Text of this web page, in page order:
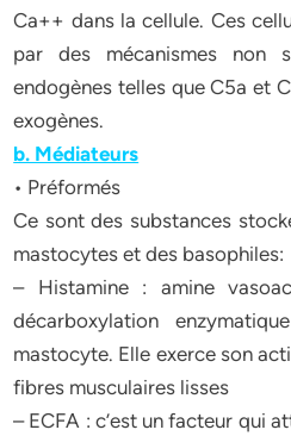
Ca++ dans la cellule. Ces
par des mécanismes non
endogènes telles que C5a et
exogènes.
b. Médiateurs
• Préformés
Ce sont des substances
mastocytes et des basophiles:
– Histamine : amine
décarboxylation
mastocyte. Elle exerce son
fibres musculaires lisses
– ECFA : c’est un facteur qui